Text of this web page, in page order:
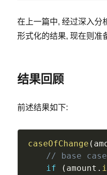
在上一篇中, 经过深入分
形式化的结果, 现在则准
结果回顾
前述结果如下:
caseOfChange (
// base case
if
( amount .